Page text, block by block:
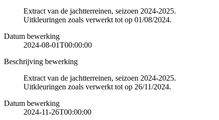
Extract van de jachtterreinen, seizoen 2024-2025.
Uitkleuringen zoals verwerkt tot op 01/08/2024.
Datum bewerking
2024-08-01T00:00:00
Beschrijving bewerking
Extract van de jachtterreinen, seizoen 2024-2025.
Uitkleuringen zoals verwerkt tot op 26/11/2024.
Datum bewerking
2024-11-26T00:00:00